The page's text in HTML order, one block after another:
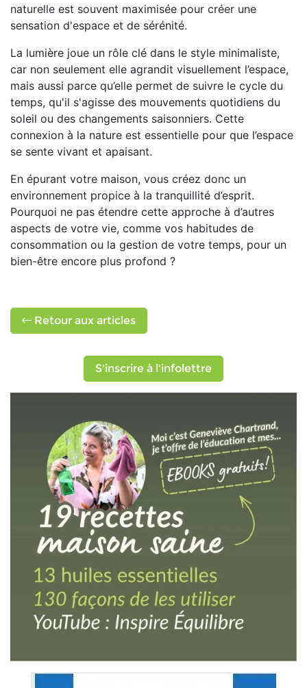
naturelle est souvent maximisée pour créer une
sensation d'espace et de sérénité.
La lumière joue un rôle clé dans le style minimaliste,
car non seulement elle agrandit visuellement l’espace,
mais aussi parce qu’elle permet de suivre le cycle du
temps, qu'il s'agisse des mouvements quotidiens du
soleil ou des changements saisonniers. Cette
connexion à la nature est essentielle pour que l’espace
se sente vivant et apaisant.
En épurant votre maison, vous créez donc un
environnement propice à la tranquillité d’esprit.
Pourquoi ne pas étendre cette approche à d’autres
aspects de votre vie, comme vos habitudes de
consommation ou la gestion de votre temps, pour un
bien-être encore plus profond ?
Retour aux articles
S'inscrire à l'infolettre